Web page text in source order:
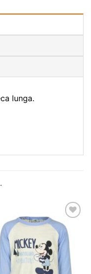
lunga.
❤
Adauga
in
wishlist!